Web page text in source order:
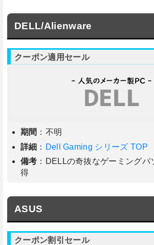
DELL/Alienware
クーポン適用セール
期間 ：不明
詳細 ： Dell Gaming シリーズ TOP
備考 ：DELLの奇抜なゲーミングパ
得
ASUS
クーポン割引セール